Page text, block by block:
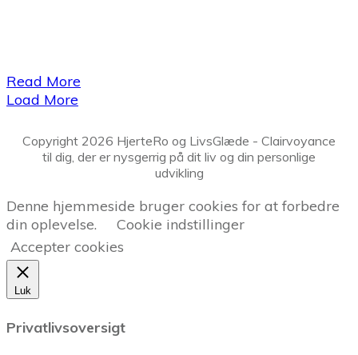
​Read More
Load More
Copyright 2026 HjerteRo og LivsGlæde - Clairvoyance
til dig, der er nysgerrig på dit liv og din personlige
udvikling
Denne hjemmeside bruger cookies for at forbedre
din oplevelse.
Cookie indstillinger
Accepter cookies
Luk
Privatlivsoversigt